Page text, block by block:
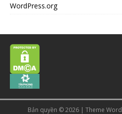
WordPress.org
Bản quyền © 2026 | Theme